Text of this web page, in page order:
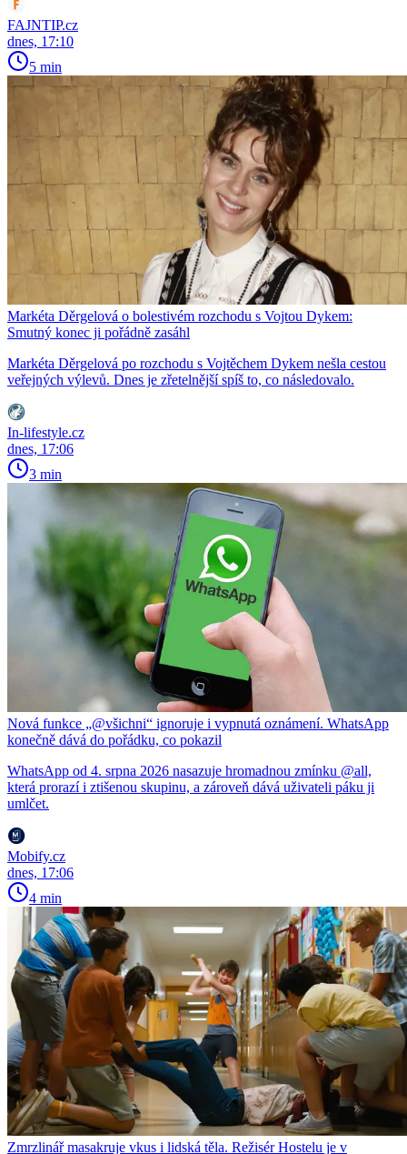
FAJNTIP.cz
dnes, 17:10
5 min
Markéta Děrgelová o bolestivém rozchodu s Vojtou Dykem:
Smutný konec ji pořádně zasáhl
Markéta Děrgelová po rozchodu s Vojtěchem Dykem nešla cestou
veřejných výlevů. Dnes je zřetelnější spíš to, co následovalo.
In-lifestyle.cz
dnes, 17:06
3 min
Nová funkce „@všichni“ ignoruje i vypnutá oznámení. WhatsApp
konečně dává do pořádku, co pokazil
WhatsApp od 4. srpna 2026 nasazuje hromadnou zmínku @all,
která prorazí i ztišenou skupinu, a zároveň dává uživateli páku ji
umlčet.
Mobify.cz
dnes, 17:06
4 min
Zmrzlinář masakruje vkus i lidská těla. Režisér Hostelu je v